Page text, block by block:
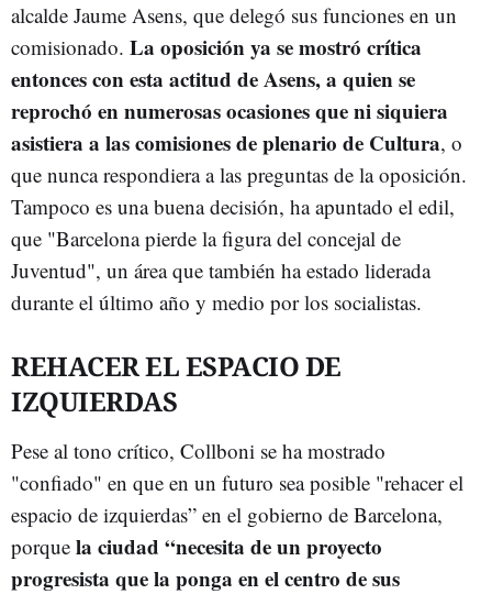
alcalde Jaume Asens, que delegó sus funciones en un
comisionado. La oposición ya se mostró crítica
entonces con esta actitud de Asens, a quien se
reprochó en numerosas ocasiones que ni siquiera
asistiera a las comisiones de plenario de Cultura, o
que nunca respondiera a las preguntas de la oposición.
Tampoco es una buena decisión, ha apuntado el edil,
que "Barcelona pierde la figura del concejal de
Juventud", un área que también ha estado liderada
durante el último año y medio por los socialistas.
REHACER EL ESPACIO DE
IZQUIERDAS
Pese al tono crítico, Collboni se ha mostrado
"confiado" en que en un futuro sea posible "rehacer el
espacio de izquierdas” en el gobierno de Barcelona,
porque la ciudad “necesita de un proyecto
progresista que la ponga en el centro de sus